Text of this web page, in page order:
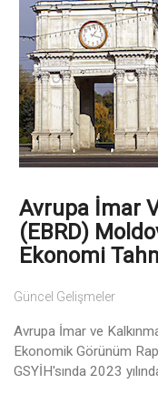
Avrupa İmar
(EBRD)
Ekonomi
Güncel Gelişmeler
Avrupa İmar ve
Ekonomik Görünüm
GSYİH'sında 2023